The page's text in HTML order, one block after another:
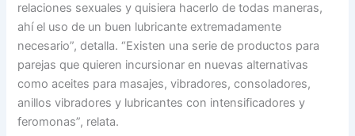
relaciones sexuales y quisiera hacerlo de todas maneras,
ahí el uso de un buen lubricante extremadamente
necesario”, detalla. “Existen una serie de productos para
parejas que quieren incursionar en nuevas alternativas
como aceites para masajes, vibradores, consoladores,
anillos vibradores y lubricantes con intensificadores y
feromonas”, relata.